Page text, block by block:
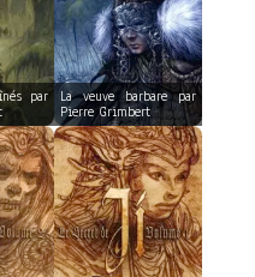
par
La veuve barbare par
Pierre Grimbert